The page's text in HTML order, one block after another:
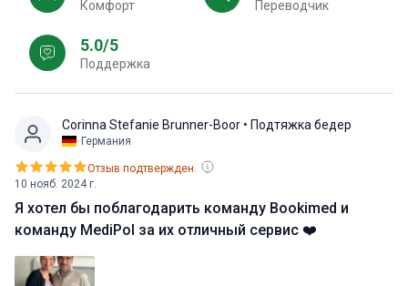
Комфорт Переводчик
5.0/5
Поддержка
Corinna Stefanie Brunner-Boor • Подтяжка бедер
Германия
10 нояб. 2024 г.
Отзыв подтвержден.
Я хотел бы поблагодарить команду Bookimed и
команду MediPol за их отличный сервис ❤️